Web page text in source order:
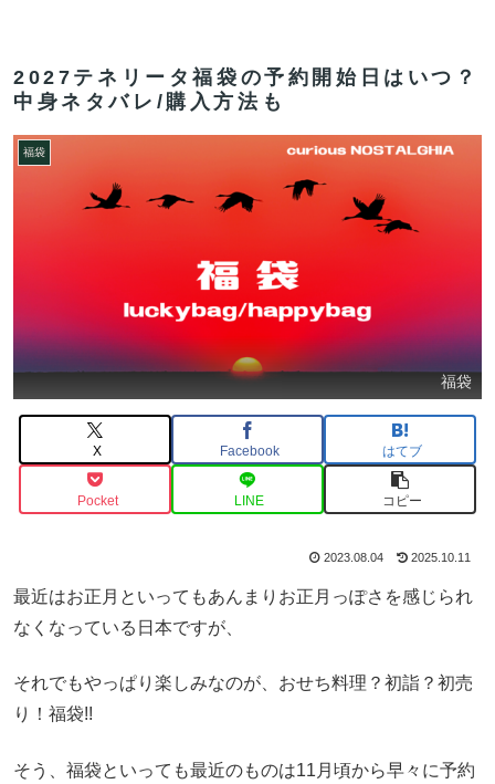
2027テネリータ福袋の予約開始日はいつ？
中身ネタバレ/購入方法も
福袋
福袋
X Facebook はてブ
Pocket LINE コピー
2023.08.04 2025.10.11
最近はお正月といってもあんまりお正月っぽさを感じられ
なくなっている日本ですが、
それでもやっぱり楽しみなのが、おせち料理？初詣？初売
り！福袋!!
そう、福袋といっても最近のものは11月頃から早々に予約